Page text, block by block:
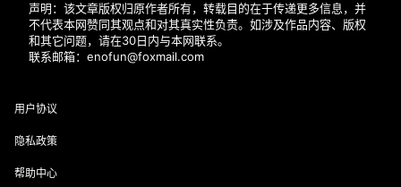
声明：该文章版权归原作者所有，转载目的在于传递更多信息，并
不代表本网赞同其观点和对其真实性负责。如涉及作品内容、版权
和其它问题，请在30日内与本网联系。
联系邮箱：enofun@foxmail.com
用户协议
隐私政策
帮助中心